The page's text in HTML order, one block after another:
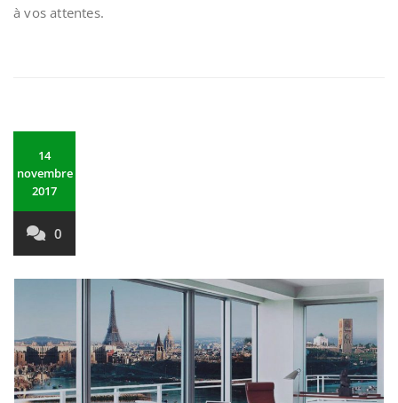
à vos attentes.
14
novembre
2017
0